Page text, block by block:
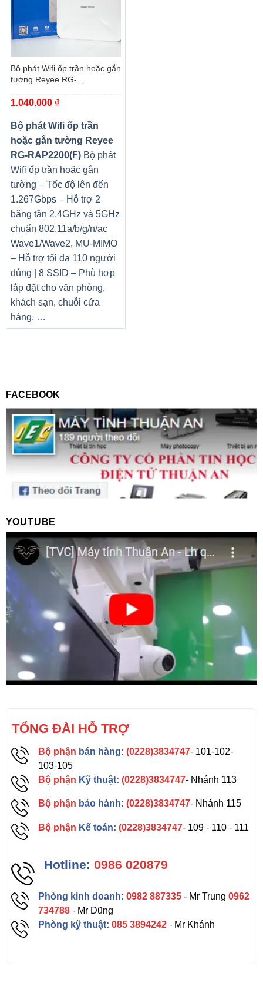
Bộ phát Wifi ốp trần hoặc gắn
tường Reyee RG-
1.040.000 ₫
Bộ phát Wifi ốp trần
hoặc gắn tường Reyee
RG-RAP2200(F)Bộ phát
Wifi ốp trần hoặc gắn
tường – Tốc độ lên đến
1.267Gbps – Hỗ trợ 2
băng tần 2.4GHz và 5GHz
chuẩn 802.11a/b/g/n/ac
Wave1/Wave2, MU-MIMO
– Hỗ trợ tối đa 110 người
dùng | 8 SSID – Phù hợp
lắp đặt cho văn phòng,
khách sạn, chuỗi cửa
hàng, …
FACEBOOK
YOUTUBE
TỔNG ĐÀI HỖ TRỢ
Bộ phận bán hàng: (0228)3834747- 101-102-
103-105
Bộ phận Kỹ thuật: (0228)3834747- Nhánh 113
Bộ phận bảo hành: (0228)3834747- Nhánh 115
Bộ phận Kế toán: (0228)3834747- 109 - 110 - 111
Hotline: 0986 020879
Phòng kinh doanh: 0982 887335 - Mr Trung0962
734788 - Mr Dũng
Phòng kỹ thuật:085 3894242 - Mr Khánh